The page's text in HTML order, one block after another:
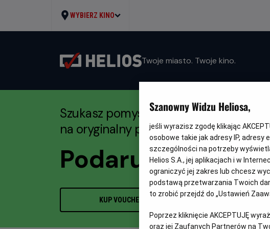
WYBIERZ KINO
Twoje miasto. Twoje kino.
Szukasz pomysłu
na oryginalny prezent?
Podaruj Voucher!
KUP VOUCHER
Szanowny Widzu Heliosa,
jeśli wyrazisz zgodę klikając
osobowe takie jak adresy IP,
szczególności na potrzeby
Helios S.A., jej aplikacjach i w
ograniczyć jej zakres lub chcesz
podstawą przetwarzania Twoich
to zrobić przejdź do „Ustawień
Poprzez kliknięcie AKCEPTUJĘ
oraz jej Zaufanych Partnerów na